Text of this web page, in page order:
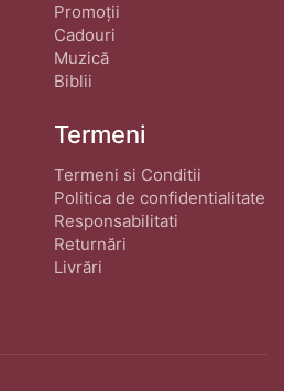
Promoții
Cadouri
Muzică
Biblii
Termeni
Termeni si Conditii
Politica de confidentialitate
Responsabilitati
Returnări
Livrări